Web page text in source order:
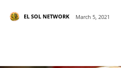
EL SOL NETWORK March 5, 2021